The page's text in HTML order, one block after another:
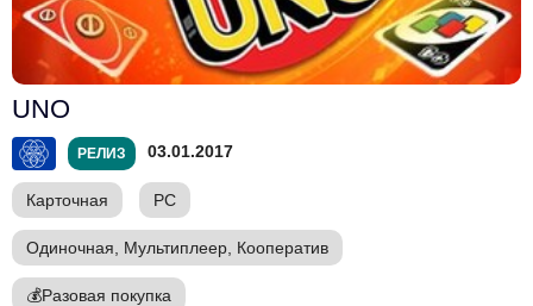
UNO
РЕЛИЗ 03.01.2017
Карточная PC
Одиночная, Мультиплеер, Кооператив
💰Разовая покупка